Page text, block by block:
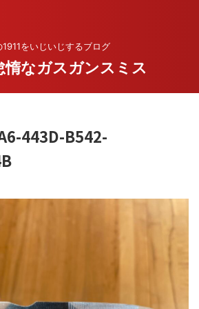
1911をいじいじするブログ
惰なガスガンスミス
443D-B542-